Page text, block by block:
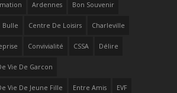
Ardennes Bon Souvenir
Bulle Centre De Loisirs Charleville
Convivialité CSSA Délire
Vie De Garcon
Vie De Jeune Fille Entre Amis EVF